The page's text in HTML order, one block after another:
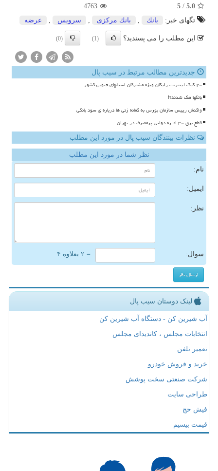
5.0
/
5
4763
تگهای خبر:
بانك , بانك مركزی , سرویس , عرضه
این مطلب را می پسندید؟ (1)
(0)
جدیدترین مطالب مرتبط در سیب پال
۲۰ گیگ اینترنت رایگان ویژه مشترکان استانهای جنوبی کشور
بانکها هک شدند؟!
واکنش رییس سازمان بورس به گمانه زنی ها درباره ی سود بانکی
قطع برق ۳۰ اداره دولتی پرمصرف در تهران
نظرات بینندگان سیب پال در مورد این مطلب
نظر شما در مورد این مطلب
نام:
ایمیل:
نظر:
سوال: = ۲ بعلاوه ۴
لینک دوستان سیب پال
آب شیرین کن - دستگاه آب شیرین کن
انتخابات مجلس ، کاندیدای مجلس
تعمیر تلفن
خرید و فروش خودرو
شرکت صنعتی سخت پوشش
طراحی سایت
فیش حج
قیمت بیسیم